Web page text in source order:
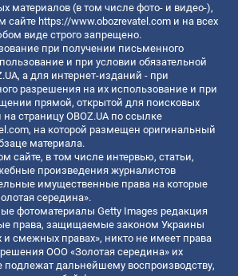
материалов (в том числе фото- и видео-),
сайте https://www.obozrevatel.com и на всех
виде строго запрещено.
при получении письменного
и при условии обязательной
а для интернет-изданий - при
разрешения на их использование и при
прямой, открытой для поисковых
страницу OBOZ.UA по ссылке
, на которой размещен оригинальный
материала.
сайте, в том числе интервью, статьи,
произведения журналистов
имущественные права на которые
середина».
фотоматериалы Getty Images редакция
права, защищаемые законом Украины
и смежных правах», никто не имеет права
ООО «Золотая середина» их
подлежат дальнейшему воспроизводству,